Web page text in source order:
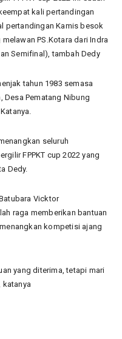
kali pertandingan
pertandingan Kamis besok
PS.Kotara dari Indra
Semifinal), tambah Dedy
tahun 1983 semasa
Desa Pematang Nibung
seluruh
FPPKT cup 2022 yang
Dedy.
Vicktor
raga memberikan bantuan
kompetisi ajang
yang diterima, tetapi mari
katanya